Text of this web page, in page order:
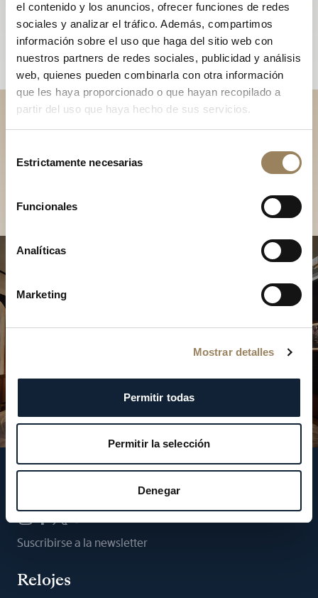
el contenido y los anuncios, ofrecer funciones de redes
sociales y analizar el tráfico. Además, compartimos
información sobre el uso que haga del sitio web con
nuestros partners de redes sociales, publicidad y análisis
web, quienes pueden combinarla con otra información
que les haya proporcionado o que hayan recopilado a
partir del uso que haya hecho de sus servicios.
Estrictamente necesarias
Funcionales
Analíticas
Marketing
Mostrar detalles
Permitir todas
Permitir la selección
Denegar
Descubra nuestras
colecciones en boutique
Suscribirse a la newsletter
Relojes